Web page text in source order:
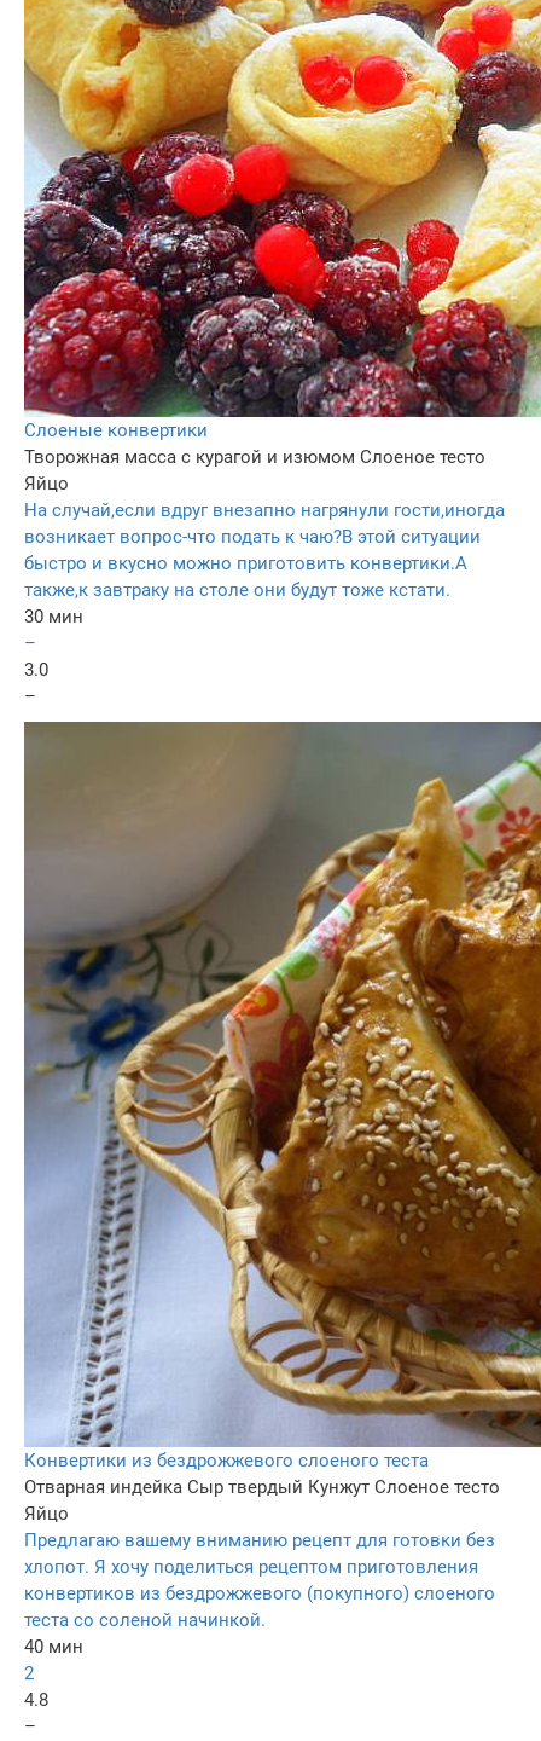
Слоеные конвертики
Творожная масса с курагой и изюмом Слоеное тесто
Яйцо
На случай,если вдруг внезапно нагрянули гости,иногда
возникает вопрос-что подать к чаю?В этой ситуации
быстро и вкусно можно приготовить конвертики.А
также,к завтраку на столе они будут тоже кстати.
30 мин
–
3.0
–
Конвертики из бездрожжевого слоеного теста
Отварная индейка Сыр твердый Кунжут Слоеное тесто
Яйцо
Предлагаю вашему вниманию рецепт для готовки без
хлопот. Я хочу поделиться рецептом приготовления
конвертиков из бездрожжевого (покупного) слоеного
теста со соленой начинкой.
40 мин
2
4.8
–